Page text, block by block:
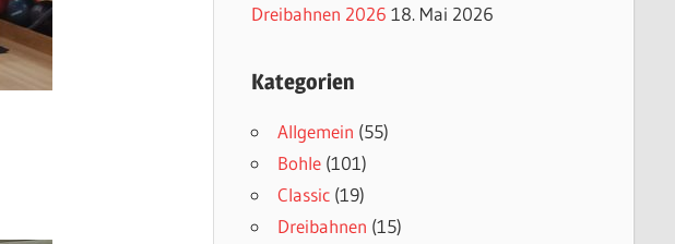
Dreibahnen 2026 18. Mai 2026
Kategorien
Allgemein (55)
Bohle(101)
Classic(19)
Dreibahnen (15)